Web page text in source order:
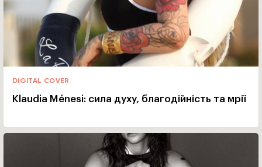
DIGITAL COVER
Klaudia Ménesi: сила духу, благодійність та мрії